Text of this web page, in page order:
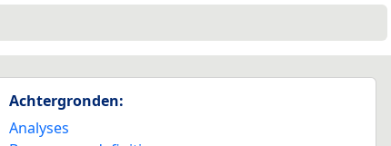
Achtergronden:
Analyses